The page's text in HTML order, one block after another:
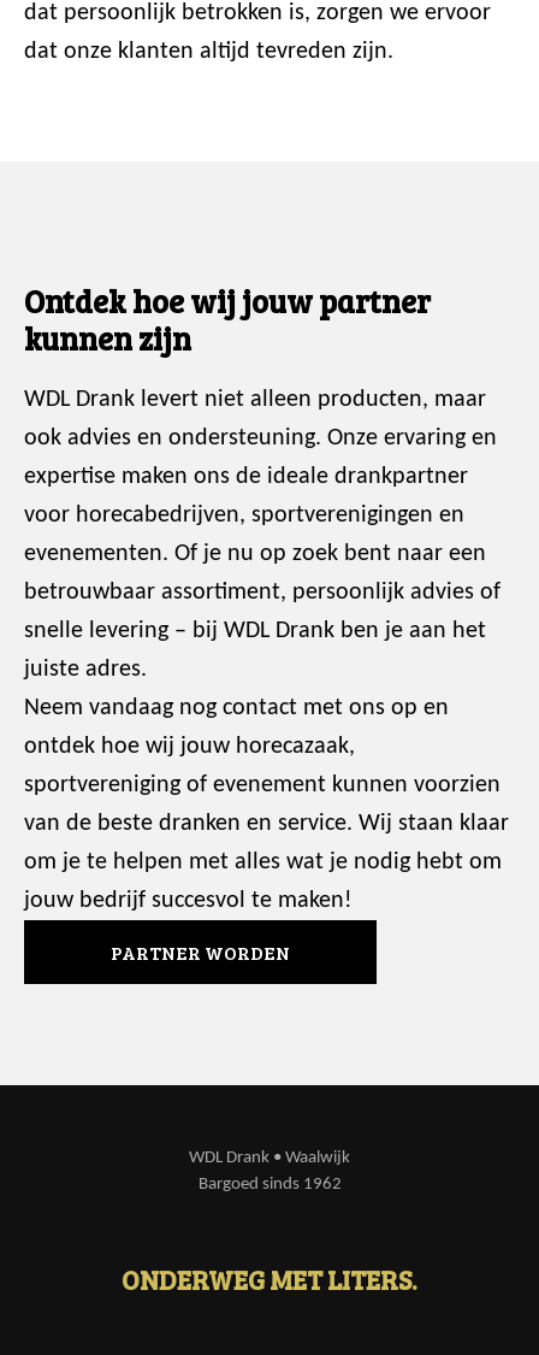
dat persoonlijk betrokken is, zorgen we ervoor
dat onze klanten altijd tevreden zijn.
Ontdek hoe wij jouw partner
kunnen zijn
WDL Drank levert niet alleen producten, maar
ook advies en ondersteuning. Onze ervaring en
expertise maken ons de ideale drankpartner
voor horecabedrijven, sportverenigingen en
evenementen. Of je nu op zoek bent naar een
betrouwbaar assortiment, persoonlijk advies of
snelle levering – bij WDL Drank ben je aan het
juiste adres.
Neem vandaag nog contact met ons op en
ontdek hoe wij jouw horecazaak,
sportvereniging of evenement kunnen voorzien
van de beste dranken en service. Wij staan klaar
om je te helpen met alles wat je nodig hebt om
jouw bedrijf succesvol te maken!
PARTNER WORDEN
WDL Drank • Waalwijk
Bargoed sinds 1962
ONDERWEG MET LITERS.